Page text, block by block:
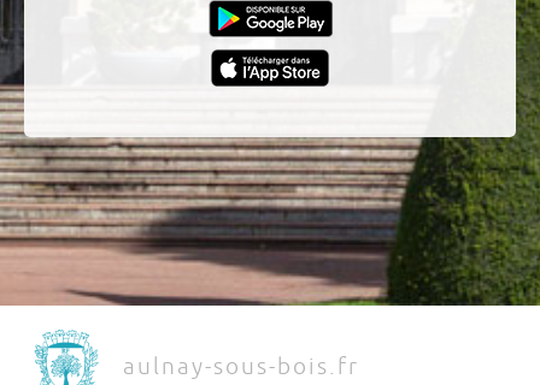
aulnay-sous-bois.fr